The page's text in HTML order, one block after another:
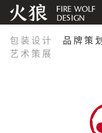
包装设计 品牌策划
艺术策展